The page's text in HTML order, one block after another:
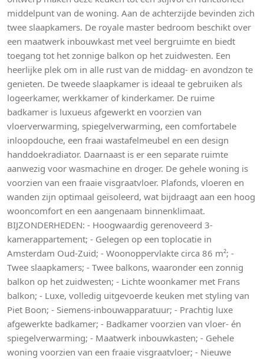
middelpunt van de woning. Aan de achterzijde bevinden zich
twee slaapkamers. De royale master bedroom beschikt over
een maatwerk inbouwkast met veel bergruimte en biedt
toegang tot het zonnige balkon op het zuidwesten. Een
heerlijke plek om in alle rust van de middag- en avondzon te
genieten. De tweede slaapkamer is ideaal te gebruiken als
logeerkamer, werkkamer of kinderkamer. De ruime
badkamer is luxueus afgewerkt en voorzien van
vloerverwarming, spiegelverwarming, een comfortabele
inloopdouche, een fraai wastafelmeubel en een design
handdoekradiator. Daarnaast is er een separate ruimte
aanwezig voor wasmachine en droger. De gehele woning is
voorzien van een fraaie visgraatvloer. Plafonds, vloeren en
wanden zijn optimaal geïsoleerd, wat bijdraagt aan een hoog
wooncomfort en een aangenaam binnenklimaat.
BIJZONDERHEDEN: - Hoogwaardig gerenoveerd 3-
kamerappartement; - Gelegen op een toplocatie in
Amsterdam Oud-Zuid; - Woonoppervlakte circa 86 m²; -
Twee slaapkamers; - Twee balkons, waaronder een zonnig
balkon op het zuidwesten; - Lichte woonkamer met Frans
balkon; - Luxe, volledig uitgevoerde keuken met styling van
Piet Boon; - Siemens-inbouwapparatuur; - Prachtig luxe
afgewerkte badkamer; - Badkamer voorzien van vloer- én
spiegelverwarming; - Maatwerk inbouwkasten; - Gehele
woning voorzien van een fraaie visgraatvloer; - Nieuwe